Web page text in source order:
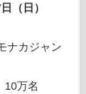
（日）
ナカジャン
万名